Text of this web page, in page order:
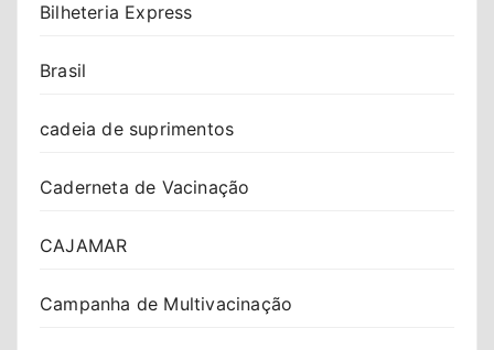
Bilheteria Express
Brasil
cadeia de suprimentos
Caderneta de Vacinação
CAJAMAR
Campanha de Multivacinação